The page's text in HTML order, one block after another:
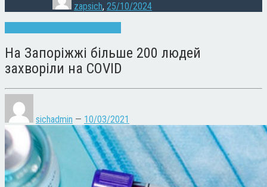
zapsich, 25/10/2024
На Запоріжжі більше 200 людей
захворіли на COVID
sichadmin — 10/03/2021